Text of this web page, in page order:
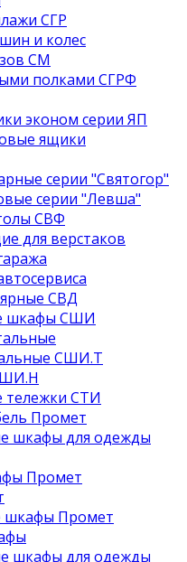
СГР
и колес
СМ
полками СГРФ
эконом серии ЯП
ящики
серии "Святогор"
серии "Левша"
СВФ
для верстаков
СВД
шкафы СШИ
СШИ.Т
тележки СТИ
Промет
шкафы для одежды
Промет
шкафы Промет
шкафы для одежды